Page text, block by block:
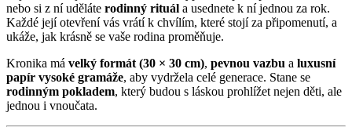
nebo si z ní uděláte rodinný rituál a usednete k ní jednou za rok.
Každé její otevření vás vrátí k chvílím, které stojí za připomenutí, a
ukáže, jak krásně se vaše rodina proměňuje.
Kronika má velký formát (30 × 30 cm), pevnou vazbu a luxusní
papír vysoké gramáže, aby vydržela celé generace. Stane se
rodinným pokladem, který budou s láskou prohlížet nejen děti, ale
jednou i vnoučata.